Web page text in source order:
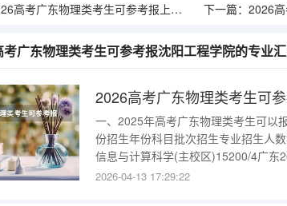
考广东物理类考生可参考报上海工商外国语职业学院的专业汇总 下一篇： 2026高考广
考广东物理类考生可参考报沈阳工程学院的专业
一、2025年高考广东物理类考生可以
份招生年份科目批次招生专业招生人
信息与计算科学(主校区)15200/4广东
其自动化(主校区)15200/4广东2025
2026-04-13 17:29:22